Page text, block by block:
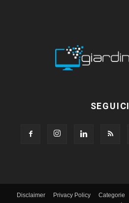
SEGUICI
Disclaimer Privacy Policy Categorie